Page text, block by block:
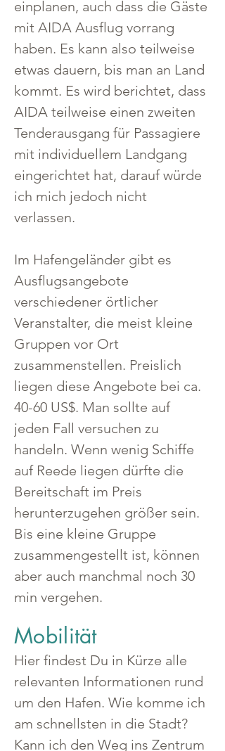
einplanen, auch dass die Gäste
mit AIDA Ausflug vorrang
haben. Es kann also teilweise
etwas dauern, bis man an Land
kommt. Es wird berichtet, dass
AIDA teilweise einen zweiten
Tenderausgang für Passagiere
mit individuellem Landgang
eingerichtet hat, darauf würde
ich mich jedoch nicht
verlassen.
Im Hafengeländer gibt es
Ausflugsangebote
verschiedener örtlicher
Veranstalter, die meist kleine
Gruppen vor Ort
zusammenstellen. Preislich
liegen diese Angebote bei ca.
40-60 US$. Man sollte auf
jeden Fall versuchen zu
handeln. Wenn wenig Schiffe
auf Reede liegen dürfte die
Bereitschaft im Preis
herunterzugehen größer sein.
Bis eine kleine Gruppe
zusammengestellt ist, können
aber auch manchmal noch 30
min vergehen.
Mobilität
Hier findest Du in Kürze alle
relevanten Informationen rund
um den Hafen. Wie komme ich
am schnellsten in die Stadt?
Kann ich den Weg ins Zentrum